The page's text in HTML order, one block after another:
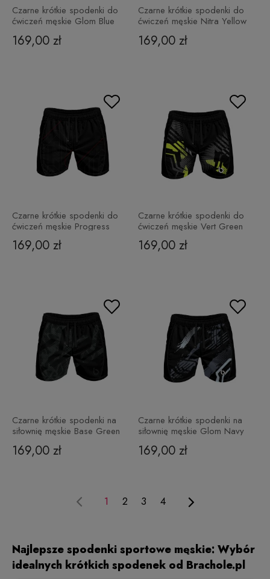
Czarne krótkie spodenki do
ćwiczeń męskie Glom Blue
169,00 zł
Czarne krótkie spodenki do
ćwiczeń męskie Nitra Yellow
169,00 zł
Czarne krótkie spodenki do
ćwiczeń męskie Progress
169,00 zł
Czarne krótkie spodenki do
ćwiczeń męskie Vert Green
169,00 zł
Czarne krótkie spodenki na
siłownię męskie Base Green
169,00 zł
Czarne krótkie spodenki na
siłownię męskie Glom Navy
169,00 zł
1 2 3 4
Najlepsze spodenki sportowe męskie: Wybór
idealnych krótkich spodenek od Brachole.pl